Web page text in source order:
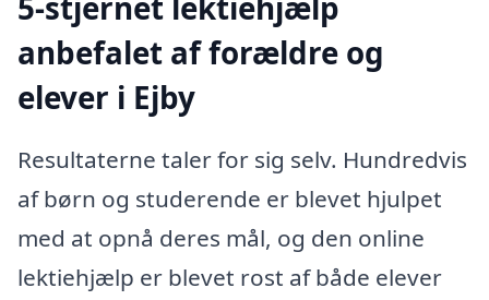
anbefalet af forældre og
elever i Ejby
Resultaterne taler for sig selv. Hundredvis
af børn og studerende er blevet hjulpet
med at opnå deres mål, og den online
lektiehjælp er blevet rost af både elever